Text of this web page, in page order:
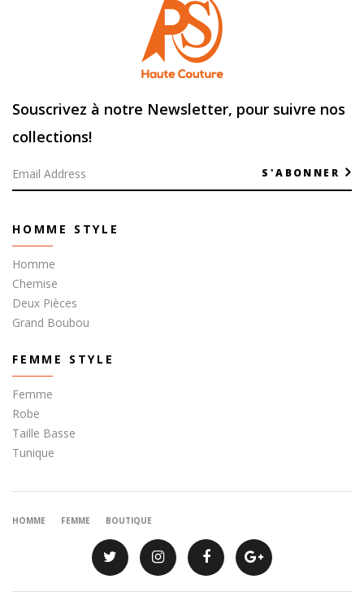
Souscrivez à notre Newsletter, pour suivre nos
collections!
S'ABONNER
HOMME STYLE
Homme
Chemise
Deux Pièces
Grand Boubou
FEMME STYLE
Femme
Robe
Taille Basse
Tunique
HOMME FEMME BOUTIQUE